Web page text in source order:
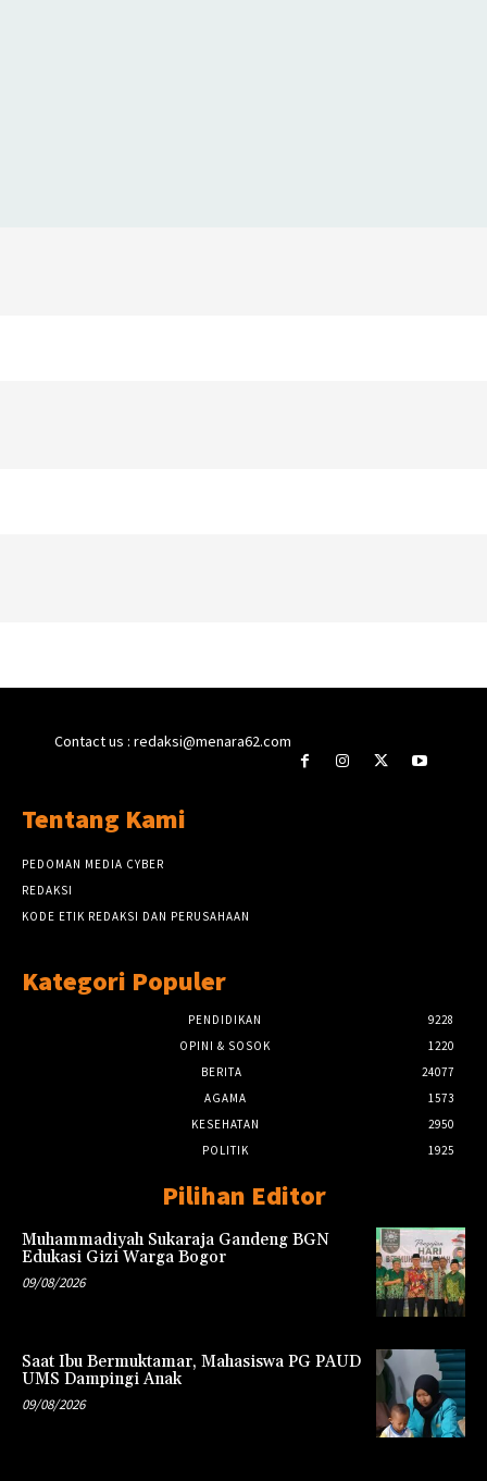
Contact us : redaksi@menara62.com
Tentang Kami
PEDOMAN MEDIA CYBER
REDAKSI
KODE ETIK REDAKSI DAN PERUSAHAAN
Kategori Populer
PENDIDIKAN
9228
OPINI & SOSOK
1220
BERITA
24077
AGAMA
1573
KESEHATAN
2950
POLITIK
1925
Pilihan Editor
Muhammadiyah Sukaraja Gandeng BGN
Edukasi Gizi Warga Bogor
09/08/2026
Saat Ibu Bermuktamar, Mahasiswa PG PAUD
UMS Dampingi Anak
09/08/2026